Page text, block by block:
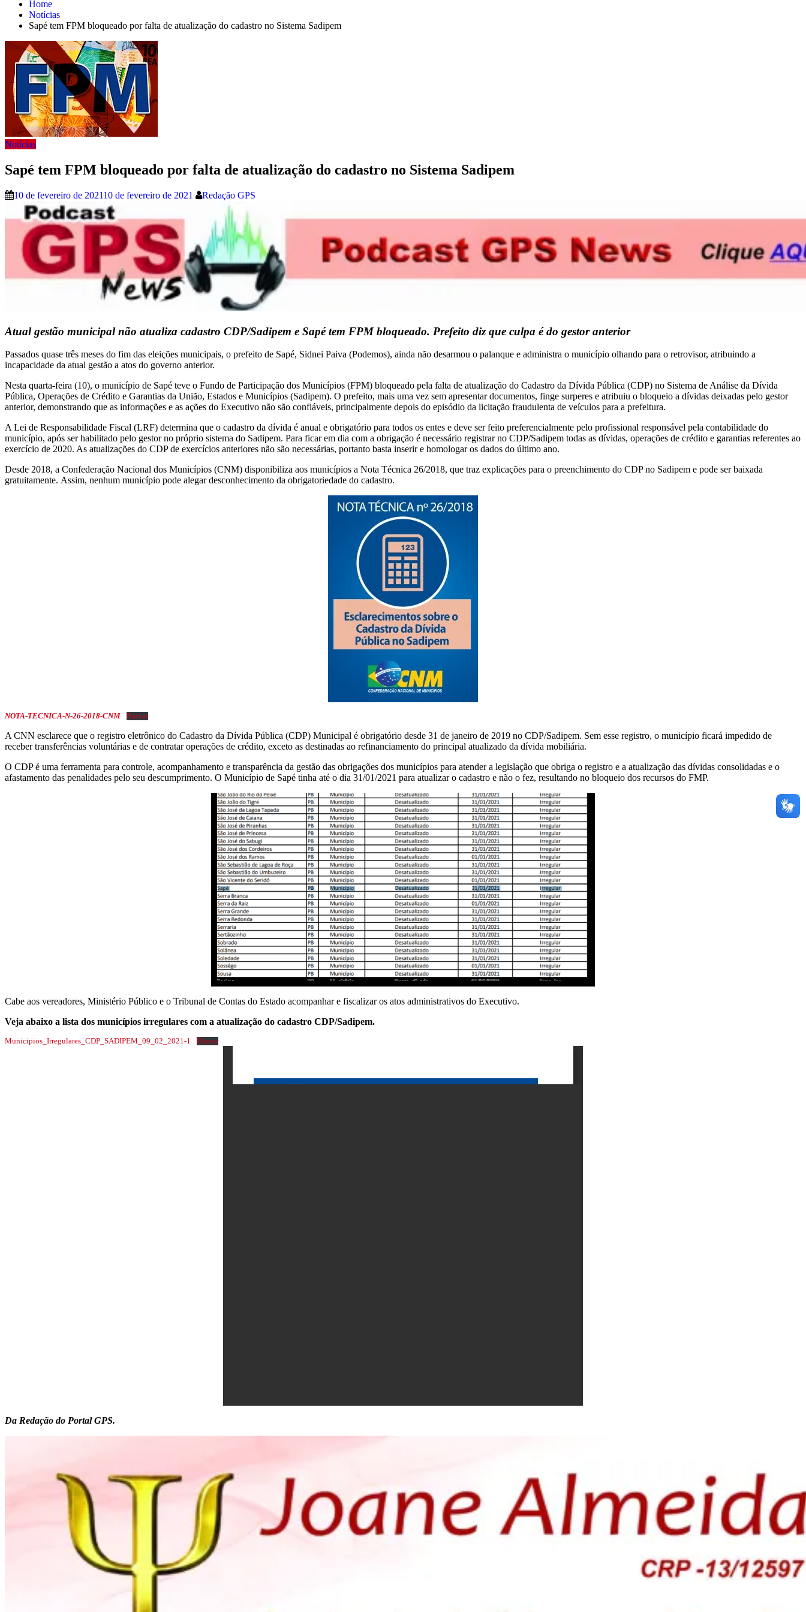
Home
Notícias
Sapé tem FPM bloqueado por falta de atualização do cadastro no Sistema Sadipem
Notícias
Sapé tem FPM bloqueado por falta de atualização do cadastro no Sistema Sadipem
10 de fevereiro de 202110 de fevereiro de 2021 Redação GPS
Atual gestão municipal não atualiza cadastro CDP/Sadipem e Sapé tem FPM bloqueado. Prefeito diz que culpa é do gestor anterior
Passados quase três meses do fim das eleições municipais, o prefeito de Sapé, Sidnei Paiva (Podemos), ainda não desarmou o palanque e administra o município olhando para o retrovisor, atribuindo a
incapacidade da atual gestão a atos do governo anterior.
Nesta quarta-feira (10), o município de Sapé teve o Fundo de Participação dos Municípios (FPM) bloqueado pela falta de atualização do Cadastro da Dívida Pública (CDP) no Sistema de Análise da Dívida
Pública, Operações de Crédito e Garantias da União, Estados e Municípios (Sadipem). O prefeito, mais uma vez sem apresentar documentos, finge surperes e atribuiu o bloqueio a dívidas deixadas pelo gestor
anterior, demonstrando que as informações e as ações do Executivo não são confiáveis, principalmente depois do episódio da licitação fraudulenta de veículos para a prefeitura.
A Lei de Responsabilidade Fiscal (LRF) determina que o cadastro da dívida é anual e obrigatório para todos os entes e deve ser feito preferencialmente pelo profissional responsável pela contabilidade do
município, após ser habilitado pelo gestor no próprio sistema do Sadipem. Para ficar em dia com a obrigação é necessário registrar no CDP/Sadipem todas as dívidas, operações de crédito e garantias referentes ao
exercício de 2020. As atualizações do CDP de exercícios anteriores não são necessárias, portanto basta inserir e homologar os dados do último ano.
Desde 2018, a Confederação Nacional dos Municípios (CNM) disponibiliza aos municípios a Nota Técnica 26/2018, que traz explicações para o preenchimento do CDP no Sadipem e pode ser baixada
gratuitamente. Assim, nenhum município pode alegar desconhecimento da obrigatoriedade do cadastro.
NOTA-TECNICA-N-26-2018-CNM Baixar
A CNN esclarece que o registro eletrônico do Cadastro da Dívida Pública (CDP) Municipal é obrigatório desde 31 de janeiro de 2019 no CDP/Sadipem. Sem esse registro, o município ficará impedido de
receber transferências voluntárias e de contratar operações de crédito, exceto as destinadas ao refinanciamento do principal atualizado da dívida mobiliária.
O CDP é uma ferramenta para controle, acompanhamento e transparência da gestão das obrigações dos municípios para atender a legislação que obriga o registro e a atualização das dívidas consolidadas e o
afastamento das penalidades pelo seu descumprimento. O Município de Sapé tinha até o dia 31/01/2021 para atualizar o cadastro e não o fez, resultando no bloqueio dos recursos do FMP.
Cabe aos vereadores, Ministério Público e o Tribunal de Contas do Estado acompanhar e fiscalizar os atos administrativos do Executivo.
Veja abaixo a lista dos municípios irregulares com a atualização do cadastro CDP/Sadipem.
Municipios_Irregulares_CDP_SADIPEM_09_02_2021-1 Baixar
Da Redação do Portal GPS.